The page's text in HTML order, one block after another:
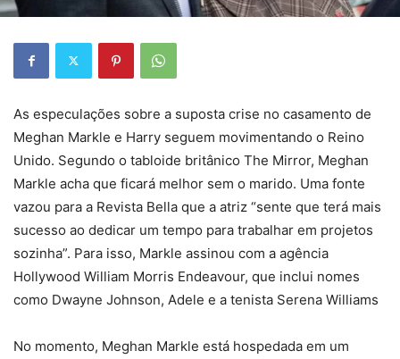
As especulações sobre a suposta crise no casamento de
Meghan Markle e Harry seguem movimentando o Reino
Unido. Segundo o tabloide britânico The Mirror, Meghan
Markle acha que ficará melhor sem o marido. Uma fonte
vazou para a Revista Bella que a atriz “sente que terá mais
sucesso ao dedicar um tempo para trabalhar em projetos
sozinha”. Para isso, Markle assinou com a agência
Hollywood William Morris Endeavour, que inclui nomes
como Dwayne Johnson, Adele e a tenista Serena Williams
No momento, Meghan Markle está hospedada em um